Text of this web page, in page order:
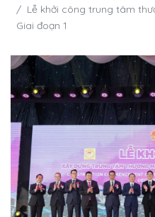
CƠ HỘI NGHỀ NGHIỆP
LIÊN HỆ
TIẾNG VIỆT
Lễ khởi công trung tâm
Giai đoạn 1